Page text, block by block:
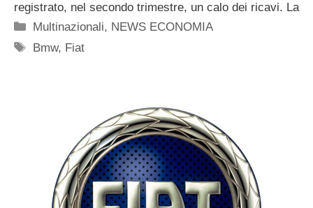
registrato, nel secondo trimestre, un calo dei ricavi. La
Categorie
Multinazionali, NEWS ECONOMIA
Tag
Bmw, Fiat